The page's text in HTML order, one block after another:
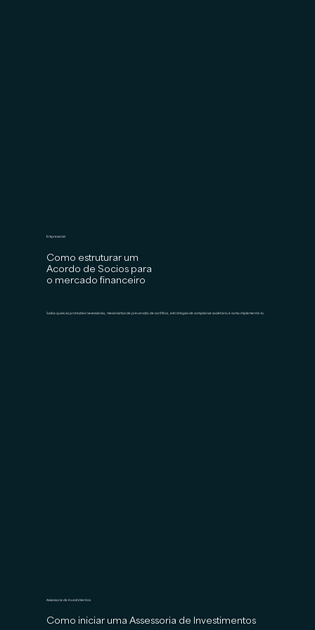
Empresarial
Como estruturar um
Acordo de Socios para
o mercado financeiro
Saiba quais as proteções necessárias, mecanismos de prevenção de conflitos, estratégias de compliance societário e como implementá-lo.
Assessoria de Investimentos
Como iniciar uma Assessoria de Investimentos